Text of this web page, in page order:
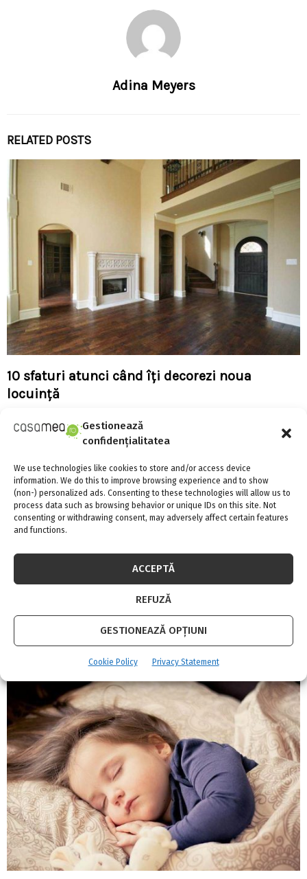
Gestionează
confidențialitatea
We use technologies like cookies to store and/or access device
information. We do this to improve browsing experience and to show
(non-) personalized ads. Consenting to these technologies will allow us to
process data such as browsing behavior or unique IDs on this site. Not
consenting or withdrawing consent, may adversely affect certain features
and functions.
ACCEPTĂ
REFUZĂ
GESTIONEAZĂ OPȚIUNI
Cookie Policy Privacy Statement
Adina Meyers
RELATED POSTS
10 sfaturi atunci când îți decorezi noua
locuință
5 sfaturi de care sa tii cont atunci cand iti